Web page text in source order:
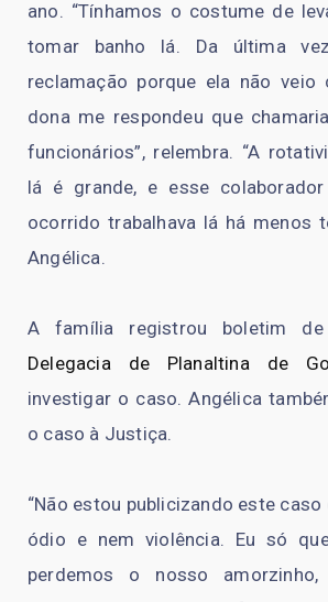
ano. “Tínhamos o costume de
tomar banho lá. Da última
reclamação porque ela não veio
dona me respondeu que
funcionários”, relembra. “A
lá é grande, e esse
ocorrido trabalhava lá há menos
Angélica.
A família registrou boletim de
Delegacia de Planaltina de
investigar o caso. Angélica
o caso à Justiça.
“Não estou publicizando este
ódio e nem violência. Eu só
perdemos o nosso